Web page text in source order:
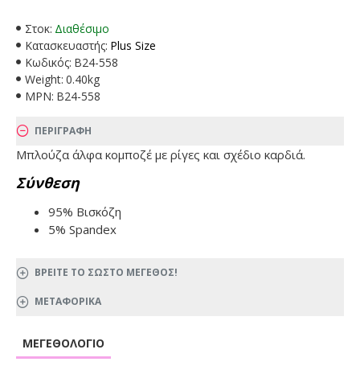
Στοκ: Διαθέσιμο
Κατασκευαστής: Plus Size
Κωδικός: B24-558
Weight: 0.40kg
MPN: B24-558
ΠΕΡΙΓΡΑΦΗ
Μπλούζα άλφα κομποζέ με ρίγες και σχέδιο καρδιά.
Σύνθεση
95% Βισκόζη
5% Spandex
ΒΡΕΙΤΕ ΤΟ ΣΩΣΤΟ ΜΕΓΕΘΟΣ!
ΜΕΤΑΦΟΡΙΚΑ
ΜΕΓΕΘΟΛΌΓΙΟ